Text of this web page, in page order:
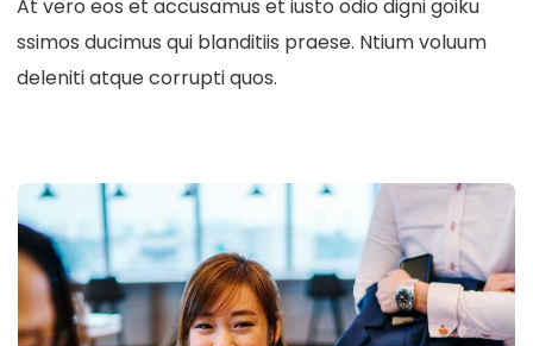
At vero eos et accusamus et iusto odio digni goiku
ssimos ducimus qui blanditiis praese. Ntium voluum
deleniti atque corrupti quos.